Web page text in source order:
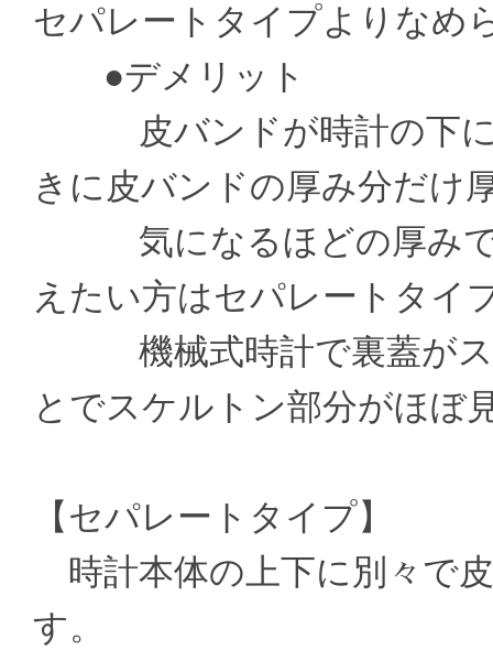
セパレートタイプよりなめ
●デメリット
皮バンドが時計の下に
きに皮バンドの厚み分だけ
気になるほどの厚みで
えたい方はセパレートタイ
機械式時計で裏蓋がス
とでスケルトン部分がほぼ
【セパレートタイプ】
時計本体の上下に別々で
す。